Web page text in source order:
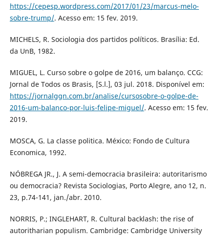
https://cepesp.wordpress.com/2017/01/23/marcus-melo-
sobre-trump/. Acesso em: 15 fev. 2019.
MICHELS, R. Sociologia dos partidos políticos. Brasília: Ed.
da UnB, 1982.
MIGUEL, L. Curso sobre o golpe de 2016, um balanço. CCG:
Jornal de Todos os Brasis, [S.l.], 03 jul. 2018. Disponível em:
https://jornalggn.com.br/analise/cursosobre-o-golpe-de-
2016-um-balanco-por-luis-felipe-miguel/. Acesso em: 15 fev.
2019.
MOSCA, G. La classe politica. México: Fondo de Cultura
Economica, 1992.
NÓBREGA JR., J. A semi-democracia brasileira: autoritarismo
ou democracia? Revista Sociologias, Porto Alegre, ano 12, n.
23, p.74-141, jan./abr. 2010.
NORRIS, P.; INGLEHART, R. Cultural backlash: the rise of
autoritharian populism. Cambridge: Cambridge University